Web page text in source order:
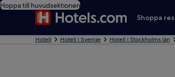
Hoppa till huvudsektionen
Shoppa
Hotell Hotell i Sverige Hotell i Stockholms län